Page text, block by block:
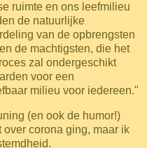
ruimte en ons leefmilieu
de natuurlijke
van de opbrengsten
de machtigsten, die het
zal ondergeschikt
voor een
milieu voor iedereen."
(en ook de humor!)
corona ging, maar ik